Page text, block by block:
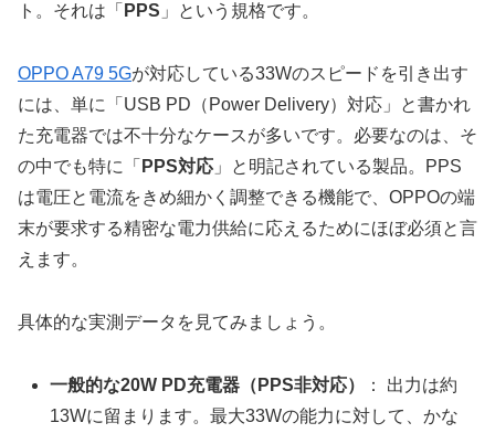
ト。それは「 PPS 」という規格です。
OPPO A79 5Gが対応している33Wのスピードを引き出す
には、単に「USB PD（Power Delivery）対応」と書かれ
た充電器では不十分なケースが多いです。必要なのは、そ
の中でも特に「 PPS対応 」と明記されている製品。PPS
は電圧と電流をきめ細かく調整できる機能で、OPPOの端
末が要求する精密な電力供給に応えるためにほぼ必須と言
えます。
具体的な実測データを見てみましょう。
一般的な20W PD充電器（PPS非対応）
： 出力は約
13Wに留まります。最大33Wの能力に対して、かな